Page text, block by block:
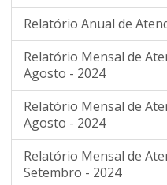
Relatório Anual de
Relatório Mensal de
Agosto - 2024
Relatório Mensal de
Agosto - 2024
Relatório Mensal de
Setembro - 2024